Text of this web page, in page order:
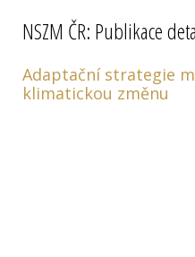
NSZM ČR: Publikace
Adaptační strategie
klimatickou změnu